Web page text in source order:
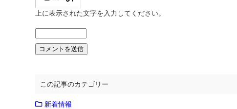
上に表示された文字を入力してください。
この記事のカテゴリー
新着情報